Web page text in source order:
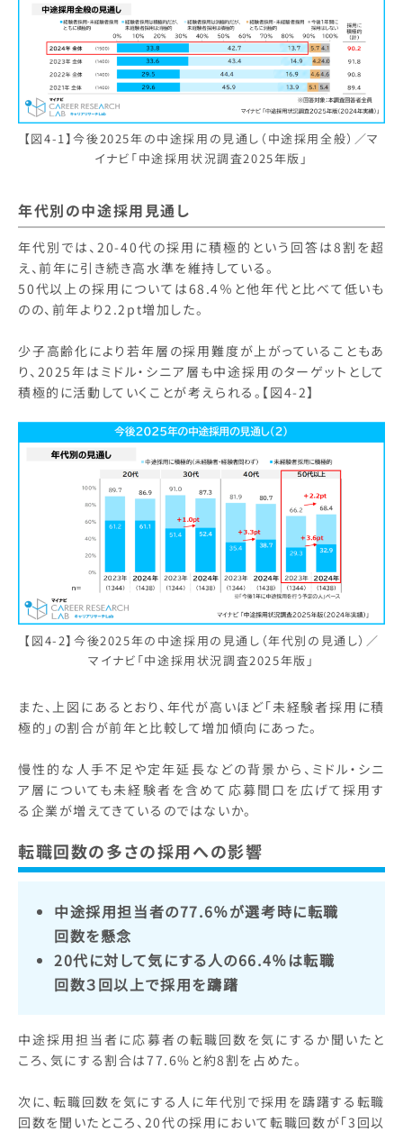
【図4-1】今後2025年の中途採用の見通し（中途採用全般）／マ
イナビ「中途採用状況調査2025年版」
年代別の中途採用見通し
年代別では、20-40代の採用に積極的という回答は8割を超
え、前年に引き続き高水準を維持している。
50代以上の採用については68.4％と他年代と比べて低いも
のの、前年より2.2pt増加した。
少子高齢化により若年層の採用難度が上がっていることもあ
り、2025年はミドル・シニア層も中途採用のターゲットとして
積極的に活動していくことが考えられる。【図4-2】
【図4-2】今後2025年の中途採用の見通し（年代別の見通し）／
マイナビ「中途採用状況調査2025年版」
また、上図にあるとおり、年代が高いほど「未経験者採用に積
極的」の割合が前年と比較して増加傾向にあった。
慢性的な人手不足や定年延長などの背景から、ミドル・シニ
ア層についても未経験者を含めて応募間口を広げて採用す
る企業が増えてきているのではないか。
転職回数の多さの採用への影響
中途採用担当者の77.6％が選考時に転職
回数を懸念
20代に対して気にする人の66.4％は転職
回数３回以上で採用を躊躇
中途採用担当者に応募者の転職回数を気にするか聞いたと
ころ、気にする割合は77.6%と約8割を占めた。
次に、転職回数を気にする人に年代別で採用を躊躇する転職
回数を聞いたところ、20代の採用において転職回数が「3回以